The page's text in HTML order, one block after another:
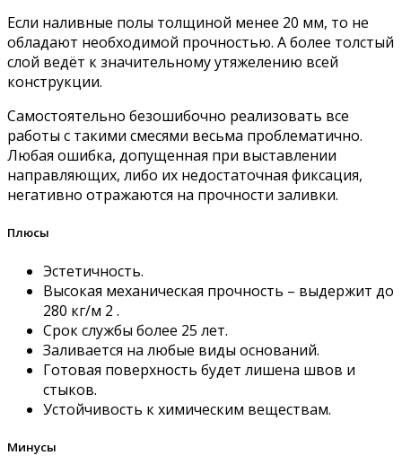
Если наливные полы толщиной менее 20 мм, то не
обладают необходимой прочностью. А более толстый
слой ведёт к значительному утяжелению всей
конструкции.
Самостоятельно безошибочно реализовать все
работы с такими смесями весьма проблематично.
Любая ошибка, допущенная при выставлении
направляющих, либо их недостаточная фиксация,
негативно отражаются на прочности заливки.
Плюсы
Эстетичность.
Высокая механическая прочность – выдержит до
280 кг/м 2 .
Срок службы более 25 лет.
Заливается на любые виды оснований.
Готовая поверхность будет лишена швов и
стыков.
Устойчивость к химическим веществам.
Минусы